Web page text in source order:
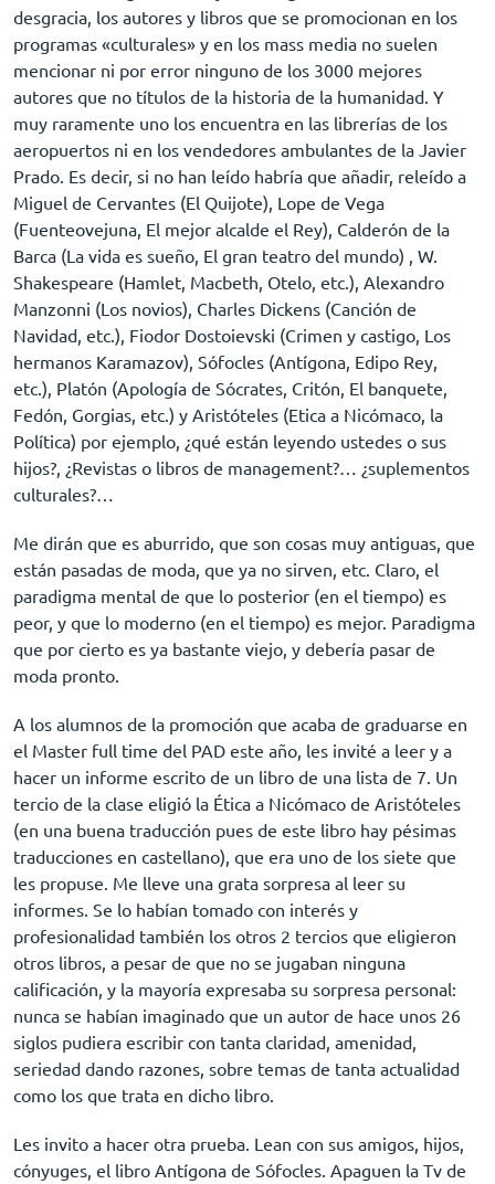
desgracia, los autores y libros que se promocionan en los
programas «culturales» y en los mass media no suelen
mencionar ni por error ninguno de los 3000 mejores
autores que no títulos de la historia de la humanidad. Y
muy raramente uno los encuentra en las librerías de los
aeropuertos ni en los vendedores ambulantes de la Javier
Prado. Es decir, si no han leído habría que añadir, releído a
Miguel de Cervantes (El Quijote), Lope de Vega
(Fuenteovejuna, El mejor alcalde el Rey), Calderón de la
Barca (La vida es sueño, El gran teatro del mundo) , W.
Shakespeare (Hamlet, Macbeth, Otelo, etc.), Alexandro
Manzonni (Los novios), Charles Dickens (Canción de
Navidad, etc.), Fiodor Dostoievski (Crimen y castigo, Los
hermanos Karamazov), Sófocles (Antígona, Edipo Rey,
etc.), Platón (Apología de Sócrates, Critón, El banquete,
Fedón, Gorgias, etc.) y Aristóteles (Etica a Nicómaco, la
Política) por ejemplo, ¿qué están leyendo ustedes o sus
hijos?, ¿Revistas o libros de management?… ¿suplementos
culturales?…
Me dirán que es aburrido, que son cosas muy antiguas, que
están pasadas de moda, que ya no sirven, etc. Claro, el
paradigma mental de que lo posterior (en el tiempo) es
peor, y que lo moderno (en el tiempo) es mejor. Paradigma
que por cierto es ya bastante viejo, y debería pasar de
moda pronto.
A los alumnos de la promoción que acaba de graduarse en
el Master full time del PAD este año, les invité a leer y a
hacer un informe escrito de un libro de una lista de 7. Un
tercio de la clase eligió la Ética a Nicómaco de Aristóteles
(en una buena traducción pues de este libro hay pésimas
traducciones en castellano), que era uno de los siete que
les propuse. Me lleve una grata sorpresa al leer su
informes. Se lo habían tomado con interés y
profesionalidad también los otros 2 tercios que eligieron
otros libros, a pesar de que no se jugaban ninguna
calificación, y la mayoría expresaba su sorpresa personal:
nunca se habían imaginado que un autor de hace unos 26
siglos pudiera escribir con tanta claridad, amenidad,
seriedad dando razones, sobre temas de tanta actualidad
como los que trata en dicho libro.
Les invito a hacer otra prueba. Lean con sus amigos, hijos,
cónyuges, el libro Antígona de Sófocles. Apaguen la Tv de